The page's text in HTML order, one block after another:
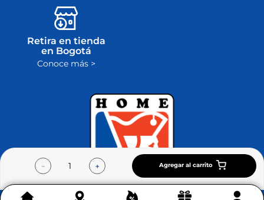
＋
－ Agregar al carrito
Retira en tienda
en Bogotá
Conoce más >